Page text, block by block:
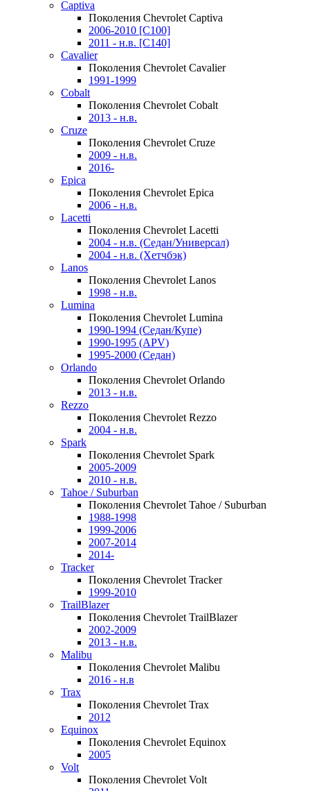
Captiva
Поколения Chevrolet Captiva
2006-2010 [C100]
2011 - н.в. [C140]
Cavalier
Поколения Chevrolet Cavalier
1991-1999
Cobalt
Поколения Chevrolet Cobalt
2013 - н.в.
Cruze
Поколения Chevrolet Cruze
2009 - н.в.
2016-
Epica
Поколения Chevrolet Epica
2006 - н.в.
Lacetti
Поколения Chevrolet Lacetti
2004 - н.в. (Седан/Универсал)
2004 - н.в. (Хетчбэк)
Lanos
Поколения Chevrolet Lanos
1998 - н.в.
Lumina
Поколения Chevrolet Lumina
1990-1994 (Седан/Купе)
1990-1995 (APV)
1995-2000 (Седан)
Orlando
Поколения Chevrolet Orlando
2013 - н.в.
Rezzo
Поколения Chevrolet Rezzo
2004 - н.в.
Spark
Поколения Chevrolet Spark
2005-2009
2010 - н.в.
Tahoe / Suburban
Поколения Chevrolet Tahoe / Suburban
1988-1998
1999-2006
2007-2014
2014-
Tracker
Поколения Chevrolet Tracker
1999-2010
TrailBlazer
Поколения Chevrolet TrailBlazer
2002-2009
2013 - н.в.
Malibu
Поколения Chevrolet Malibu
2016 - н.в
Trax
Поколения Chevrolet Trax
2012
Equinox
Поколения Chevrolet Equinox
2005
Volt
Поколения Chevrolet Volt